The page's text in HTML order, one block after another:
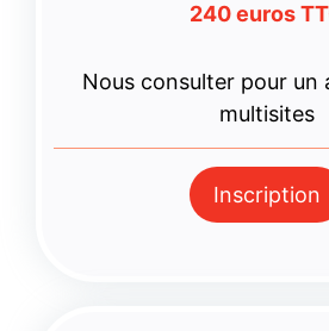
240 euros
Nous consulter pour un
multisites
Inscription